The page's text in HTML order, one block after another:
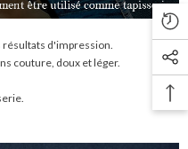
résultats d'impression.
couture, doux et léger.